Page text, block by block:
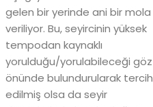
gelen bir yerinde ani bir mola
veriliyor. Bu, seyircinin yüksek
tempodan kaynaklı
yorulduğu/yorulabileceği göz
önünde bulundurularak tercih
edilmiş olsa da seyir